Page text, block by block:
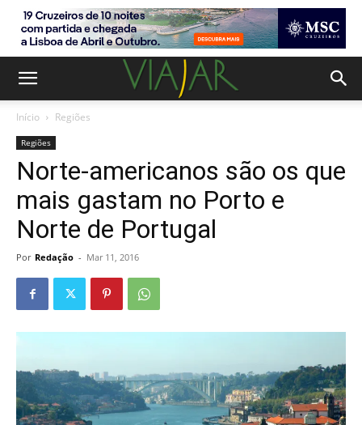
Início Regiões
Regiões
Norte-americanos são os que
mais gastam no Porto e
Norte de Portugal
Por Redação - Mar 11, 2016